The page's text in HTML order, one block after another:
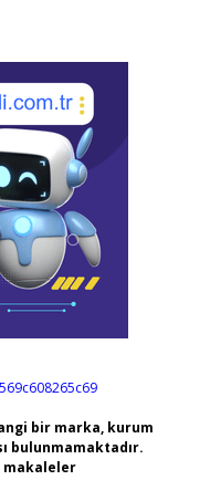
bir marka, kurum
bulunmamaktadır.
makaleler